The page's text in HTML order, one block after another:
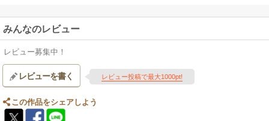
みんなのレビュー
レビュー募集中！
レビューを書く レビュー投稿で最大1000pt!
この作品をシェアしよう